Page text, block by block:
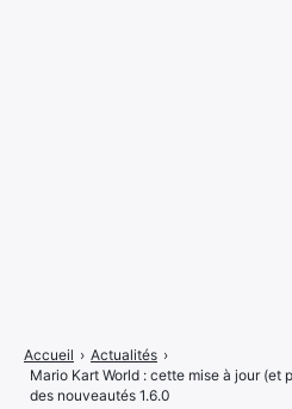
Accueil › Actualités ›
Mario Kart World : cette mise à jour (et
des nouveautés 1.6.0